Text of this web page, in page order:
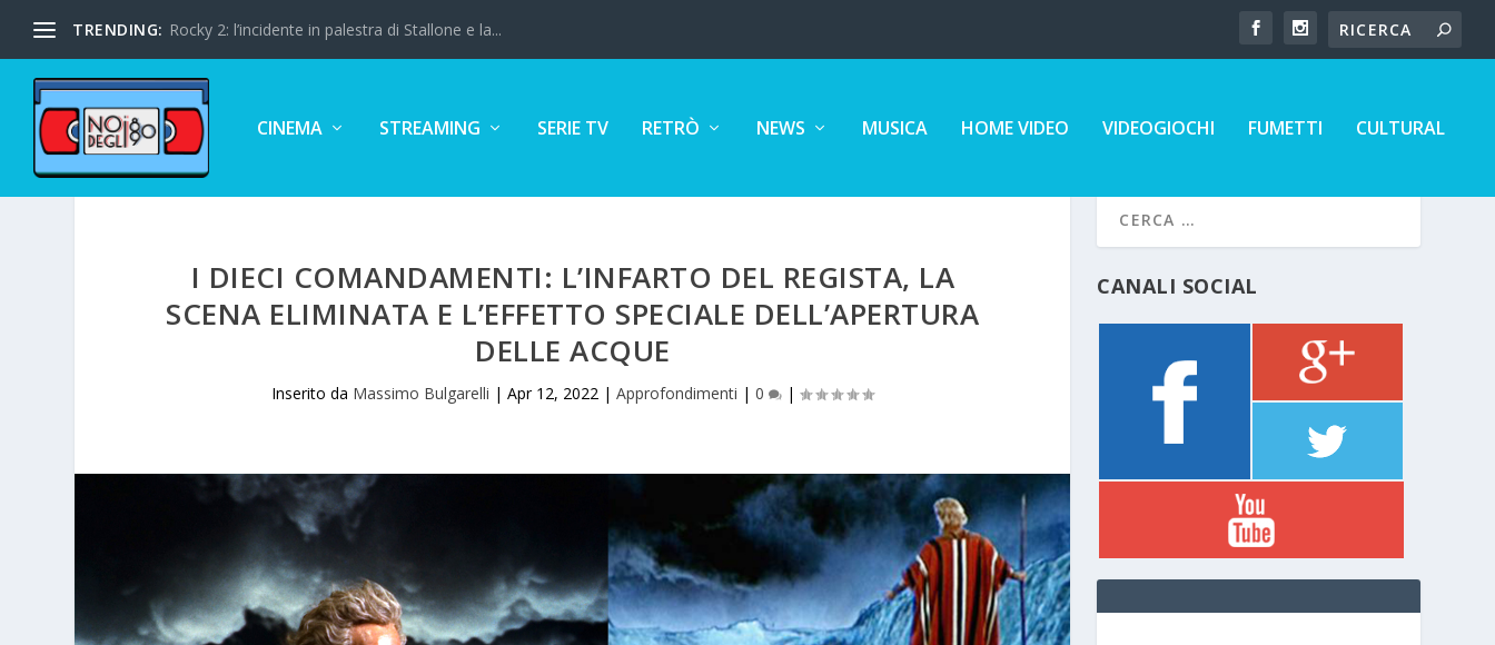
TRENDING: Rocky 2: l’incidente in palestra di Stallone e la...
CINEMA STREAMING SERIE TV RETRÒ NEWS MUSICA HOME VIDEO VIDEOGIOCHI FUMETTI CULTURAL
I DIECI COMANDAMENTI: L’INFARTO DEL REGISTA, LA
SCENA ELIMINATA E L’EFFETTO SPECIALE DELL’APERTURA
DELLE ACQUE
Inserito da Massimo Bulgarelli |Apr 12, 2022 |Approfondimenti |0 |
CANALI SOCIAL